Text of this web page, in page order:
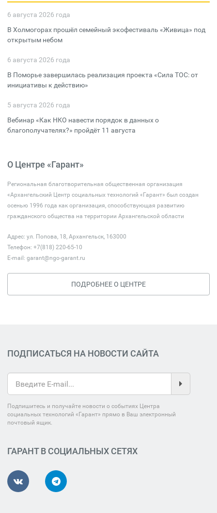
6 августа 2026 года
В Холмогорах прошёл семейный экофестиваль «Живица» под
открытым небом
6 августа 2026 года
В Поморье завершилась реализация проекта «Сила ТОС: от
инициативы к действию»
5 августа 2026 года
Вебинар «Как НКО навести порядок в данных о
благополучателях?» пройдёт 11 августа
О Центре «Гарант»
Региональная благотворительная общественная организация
«Архангельский Центр социальных технологий «Гарант» был создан
осенью 1996 года как организация, способствующая развитию
гражданского общества на территории Архангельской области
Адрес: ул. Попова, 18, Архангельск, 163000
Телефон: +7(818) 220-65-10
E-mail: garant@ngo-garant.ru
ПОДРОБНЕЕ О ЦЕНТРЕ
ПОДПИСАТЬСЯ НА НОВОСТИ САЙТА
Подпишитесь и получайте новости о событиях Центра
социальных технологий «Гарант» прямо в Ваш электронный
почтовый ящик.
ГАРАНТ В СОЦИАЛЬНЫХ СЕТЯХ